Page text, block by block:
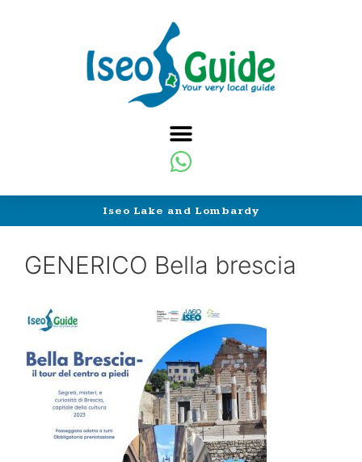
Iseo Lake and Lombardy
GENERICO Bella brescia